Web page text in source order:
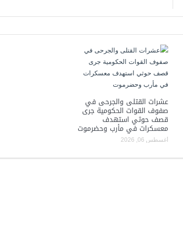
عشرات القتلى والجرحى في
صفوف القوات الحكومية جرى
قصف حوثي استهدف
معسكرات في مأرب وحضرموت
أغسطس 06, 2026